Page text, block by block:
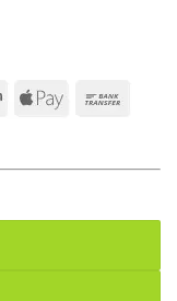
puertas de garaje